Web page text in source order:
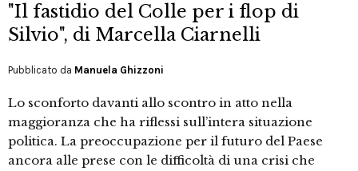
"Il fastidio del Colle per i flop di
Silvio", di Marcella Ciarnelli
Pubblicato da Manuela Ghizzoni
Lo sconforto davanti allo scontro in atto nella
maggioranza che ha riflessi sull’intera situazione
politica. La preoccupazione per il futuro del Paese
ancora alle prese con le difficoltà di una crisi che